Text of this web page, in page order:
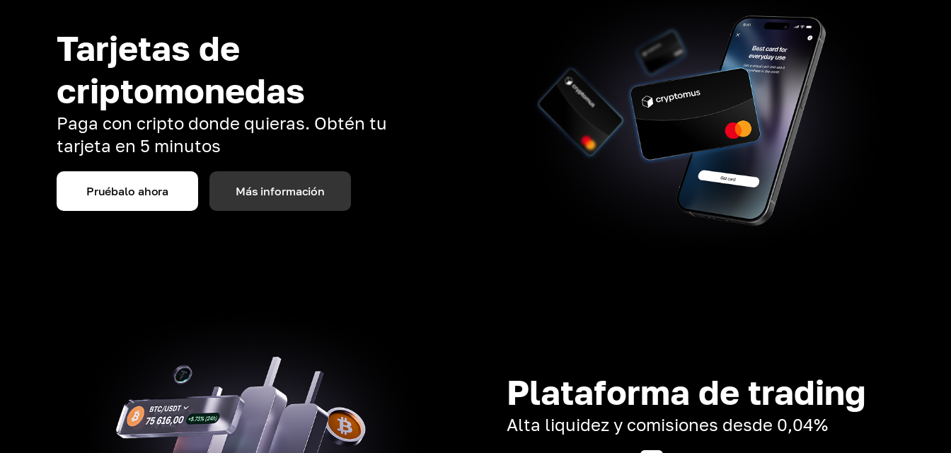
Tarjetas de
criptomonedas
Paga con cripto donde quieras. Obtén tu
tarjeta en 5 minutos
Pruébalo ahora Más información
Plataforma de trading
Alta liquidez y comisiones desde 0,04%